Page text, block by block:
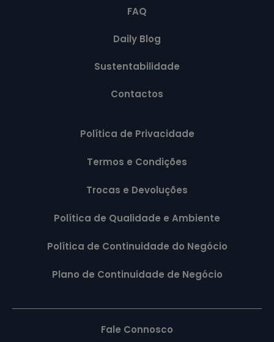
FAQ
Daily Blog
Sustentabilidade
Contactos
Política de Privacidade
Termos e Condições
Trocas e Devoluções
Política de Qualidade e Ambiente
Política de Continuidade do Negócio
Plano de Continuidade de Negócio
Fale Connosco